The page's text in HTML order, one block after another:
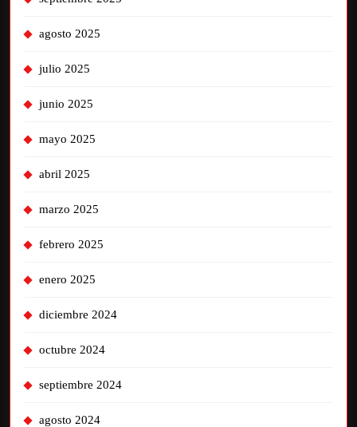
agosto 2025
julio 2025
junio 2025
mayo 2025
abril 2025
marzo 2025
febrero 2025
enero 2025
diciembre 2024
octubre 2024
septiembre 2024
agosto 2024